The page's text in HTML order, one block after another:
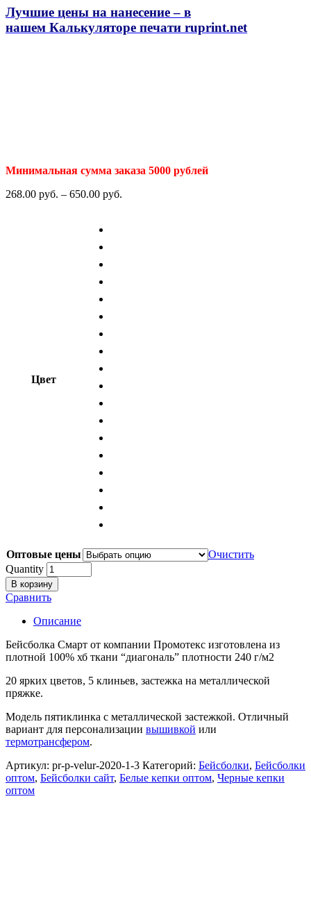
Лучшие цены на нанесение – в
нашем Калькуляторе печати ruprint.net
Минимальная сумма заказа 5000 рублей
268.00 руб. – 650.00 руб.
Цвет
Оптовые цены
Очистить
Quantity
В корзину
Сравнить
Описание
Бейсболка Смарт от компании Промотекс изготовлена из
плотной 100% хб ткани “диагональ” плотности 240 г/м2
20 ярких цветов, 5 клиньев, застежка на металлической
пряжке.
Модель пятиклинка с металлической застежкой. Отличный
вариант для персонализации вышивкой или
термотрансфером.
Артикул: pr-p-velur-2020-1-3 Категорий: Бейсболки, Бейсболки
оптом, Бейсболки сайт, Белые кепки оптом, Черные кепки
оптом